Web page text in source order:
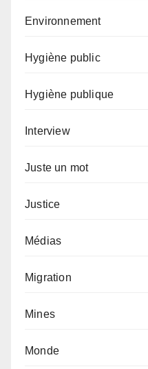
Environnement
Hygiène public
Hygiène publique
Interview
Juste un mot
Justice
Médias
Migration
Mines
Monde